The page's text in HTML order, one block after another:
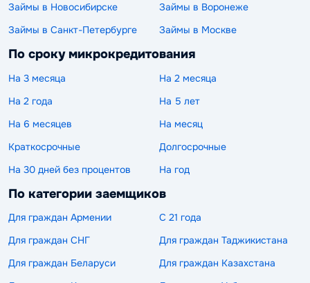
Займы в Новосибирске
Займы в Воронеже
Займы в Санкт-Петербурге
Займы в Москве
По сроку микрокредитования
На 3 месяца
На 2 месяца
На 2 года
На 5 лет
На 6 месяцев
На месяц
Краткосрочные
Долгосрочные
На 30 дней без процентов
На год
По категории заемщиков
Для граждан Армении
С 21 года
Для граждан СНГ
Для граждан Таджикистана
Для граждан Беларуси
Для граждан Казахстана